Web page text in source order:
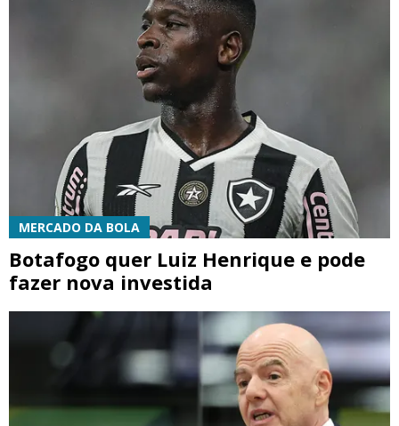
MERCADO DA BOLA
Botafogo quer Luiz Henrique e pode
fazer nova investida